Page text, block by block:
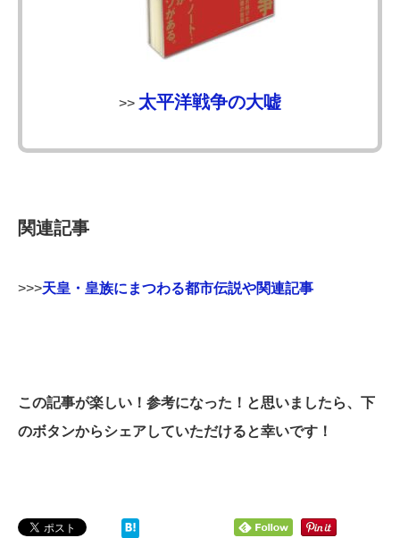
>> 太平洋戦争の大嘘
関連記事
>>>天皇・皇族にまつわる都市伝説や関連記事
この記事が楽しい！参考になった！と思いましたら、下
のボタンからシェアしていただけると幸いです！